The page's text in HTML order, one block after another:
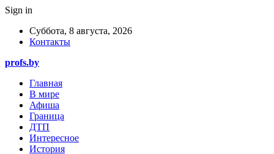
Sign in
Суббота, 8 августа, 2026
Контакты
profs.by
Главная
В мире
Афиша
Граница
ДТП
Интересное
История